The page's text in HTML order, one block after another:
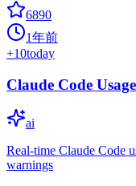
6890
1年前
+10today
Claude Code
ai
Real-time Claude Code
warnings